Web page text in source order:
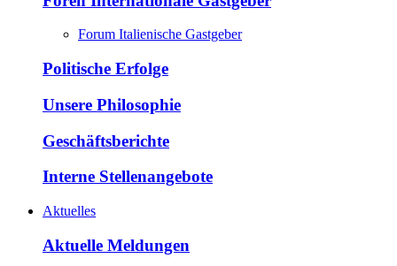
Forum Italienische Gastgeber
Politische Erfolge
Unsere Philosophie
Geschäftsberichte
Interne Stellenangebote
Aktuelles
Aktuelle Meldungen